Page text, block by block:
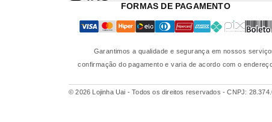
FORMAS DE PAGAMENTO
Garantimos a qualidade e segurança em nossos
confirmação do pagamento e varia de acordo com o
© 2026 Lojinha Uai - Todos os direitos reservados -CNPJ: